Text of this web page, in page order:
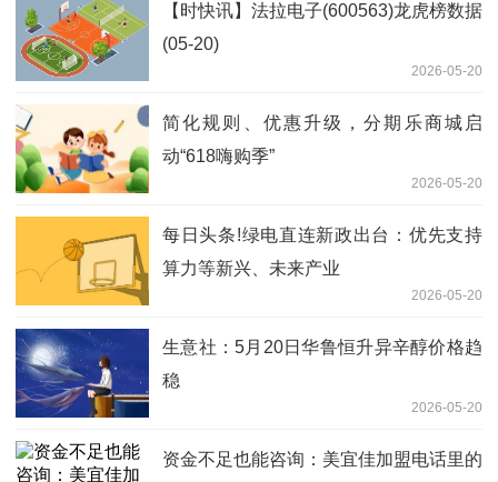
【时快讯】法拉电子(600563)龙虎榜数据
(05-20)
2026-05-20
简化规则、优惠升级，分期乐商城启
动“618嗨购季”
2026-05-20
每日头条!绿电直连新政出台：优先支持
算力等新兴、未来产业
2026-05-20
生意社：5月20日华鲁恒升异辛醇价格趋
稳
2026-05-20
资金不足也能咨询：美宜佳加盟电话里的